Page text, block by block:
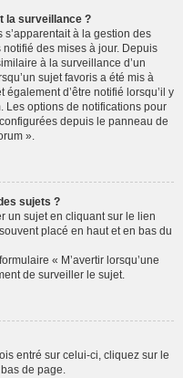
la surveillance ?
à la gestion des
notifié des mises à jour. Depuis
à la surveillance d’un
sujet favoris a été mis à
d’être notifié lorsqu’il y
Les options de notifications pour
depuis le panneau de
».
sujets ?
un sujet en cliquant sur le lien
placé en haut et en bas du
« M’avertir lorsqu’une
de surveiller le sujet.
entré sur celui-ci, cliquez sur le
de page.